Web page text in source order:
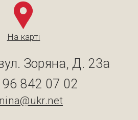
На карті
Зоряна, Д. 23а
842 07 02